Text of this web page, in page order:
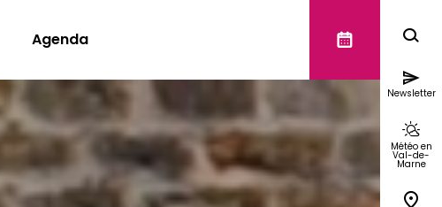
Agenda
Newsletter
Météo en
Val-de-
Marne